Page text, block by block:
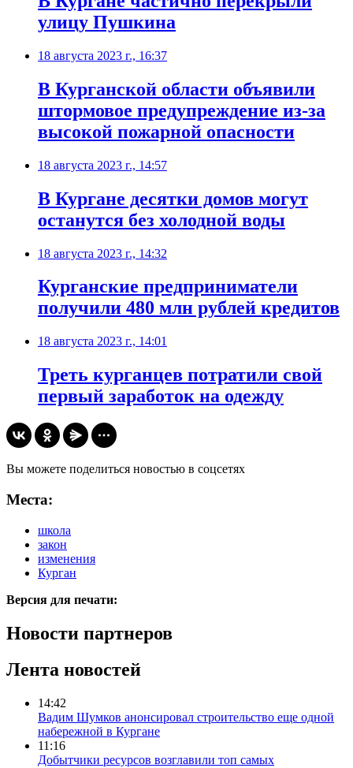
улицу Пушкина
18 августа 2023 г., 16:37
В Курганской области объявили
штормовое предупреждение из-за
высокой пожарной опасности
18 августа 2023 г., 14:57
В Кургане десятки домов могут
останутся без холодной воды
18 августа 2023 г., 14:32
Курганские предприниматели
получили 480 млн рублей кредитов
18 августа 2023 г., 14:01
Треть курганцев потратили свой
первый заработок на одежду
Вы можете поделиться новостью в соцсетях
Места:
школа
закон
изменения
Курган
Версия для печати:
Новости партнеров
Лента новостей
14:42
Вадим Шумков анонсировал строительство еще одной
набережной в Кургане
11:16
Добытчики ресурсов возглавили топ самых